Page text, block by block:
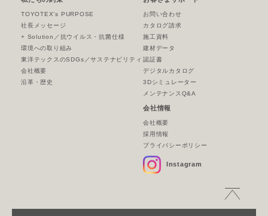
TOYOTEX’s PURPOSE
社長メッセージ
+ Solution／抗ウイルス・抗菌仕様
環境への取り組み
東洋テックスのSDGs／サステナビリティ
会社概要
沿革・歴史
お問い合わせ
カタログ請求
施工資料
建材データ
認証書
デジタルカタログ
3Dシミュレーター
メンテナンスQ&A
会社情報
会社概要
採用情報
プライバシーポリシー
Instagram